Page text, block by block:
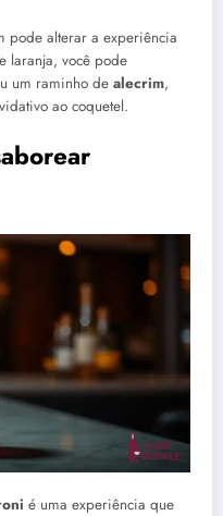
pode alterar a experiência
laranja, você pode
um raminho de alecrim,
ao coquetel.
é uma experiência que